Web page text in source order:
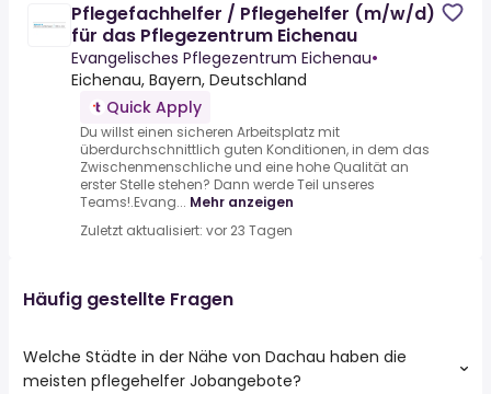
Pflegefachhelfer / Pflegehelfer (m/w/d)
für das Pflegezentrum Eichenau
Evangelisches Pflegezentrum Eichenau•
Eichenau, Bayern, Deutschland
Quick Apply
Du willst einen sicheren Arbeitsplatz mit
überdurchschnittlich guten Konditionen, in dem das
Zwischenmenschliche und eine hohe Qualität an
erster Stelle stehen? Dann werde Teil unseres
Teams!.Evang... Mehr anzeigen
Zuletzt aktualisiert: vor 23 Tagen
Häufig gestellte Fragen
Welche Städte in der Nähe von Dachau haben die
meisten pflegehelfer Jobangebote?